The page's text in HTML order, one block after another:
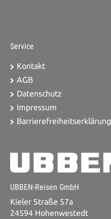
Service
Kontakt
AGB
Datenschutz
Impressum
Barrierefreiheitserklärung
UBBEN-Reisen GmbH
Kieler Straße 57a
24594 Hohenwestedt